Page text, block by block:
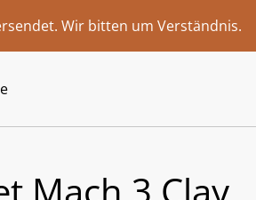
Wir bitten um Verständnis.